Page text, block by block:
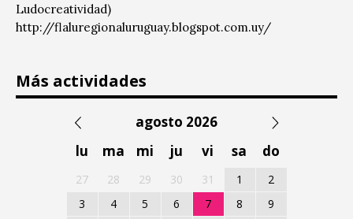
Ludocreatividad)
http://flaluregionaluruguay.blogspot.com.uy/
Más actividades
agosto 2026
lu
ma mi ju vi sa do
27 28 29 30 31 1
2
3
4 5 6 7 8
9